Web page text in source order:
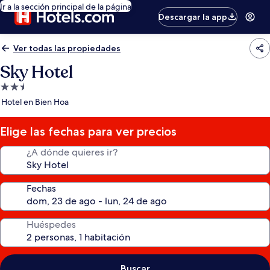
Ir a la sección principal de la página
Descargar la app
Ver todas las propiedades
Sky Hotel
Propiedad
de
estrellas
Hotel en Bien Hoa
Elige las fechas para ver precios
¿A dónde quieres ir?
Fechas
Huéspedes